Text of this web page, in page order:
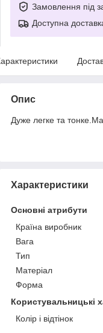
Замовлення під
Доступна
Опис
Дуже легке та
Характеристики
Основні атрибути
Країна виробник
Вага
Тип
Матеріал
Форма
Користувальницькі
Колір і відтінок